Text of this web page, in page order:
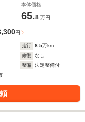
き
本体価格
65.8 万円
円
走行 8.5万km
修復
なし
整備
法定整備付